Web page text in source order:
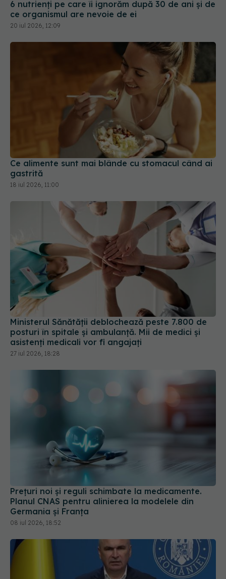
Ce alimente sunt mai blânde cu stomacul când ai
18 iul 2026, 11:00
Ministerul Sănătății deblochează peste 7.800 de
posturi în spitale și ambulanță. Mii de medici și
asistenți medicali vor fi angajați
27 iul 2026, 18:28
Prețuri noi și reguli schimbate la medicamente.
Planul CNAS pentru alinierea la modelele din
08 iul 2026, 18:52